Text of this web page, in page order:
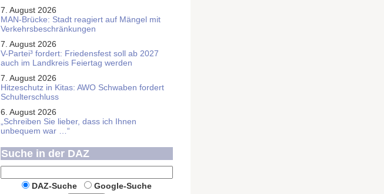
7. August 2026
MAN-Brücke: Stadt reagiert auf Mängel mit
Verkehrsbeschränkungen
7. August 2026
V-Partei­³ fordert: Friedens­fest soll ab 2027
auch im Land­kreis Feier­tag werden
7. August 2026
Hitzeschutz in Kitas: AWO Schwaben fordert
Schulterschluss
6. August 2026
„Schreiben Sie lieber, dass ich Ihnen
unbequem war …“
Suche in der DAZ
DAZ-Suche
Google-Suche